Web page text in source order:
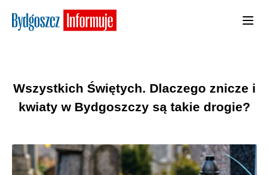
Wszystkich Świętych. Dlaczego znicze i
kwiaty w Bydgoszczy są takie drogie?